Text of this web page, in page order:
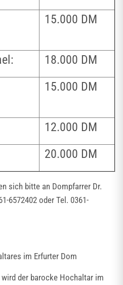
15.000 DM
18.000 DM
15.000 DM
12.000 DM
20.000 DM
sich bitte an Dompfarrer Dr.
6572402 oder Tel. 0361-
im Erfurter Dom
der barocke Hochaltar im